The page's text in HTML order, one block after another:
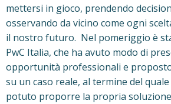
mettersi in gioco, prendendo
osservando da vicino come ogni
il nostro futuro. Nel pomeriggio è
PwC Italia, che ha avuto modo di
opportunità professionali e
su un caso reale, al termine del
potuto proporre la propria